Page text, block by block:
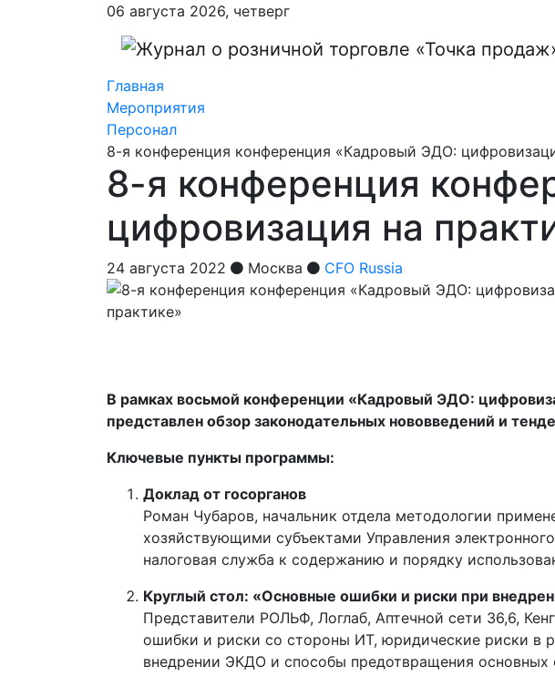
06 августа 2026, четверг
Главная
Мероприятия
Персонал
8-я конференция конференция «Кадровый ЭДО:
8-я конференция
цифровизация на
24 августа 2022 Москва
CFO Russia
В рамках восьмой конференции «Кадровый ЭДО:
представлен обзор законодательных нововведений и
Ключевые пункты программы:
Доклад от госорганов
Роман Чубаров, начальник отдела методологии
хозяйствующими субъектами Управления
налоговая служба к содержанию и порядку
Круглый стол: «Основные ошибки и риски при
Представители РОЛЬФ, Логлаб, Аптечной сети 36,6,
ошибки и риски со стороны ИТ, юридические риски в
внедрении ЭКДО и способы предотвращения основных